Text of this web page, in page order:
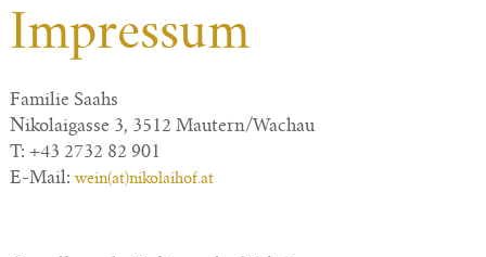
Impressum
Familie Saahs
Nikolaigasse 3, 3512 Mautern/Wachau
T: +43 2732 82 901
E-Mail: wein(at)nikolaihof.at